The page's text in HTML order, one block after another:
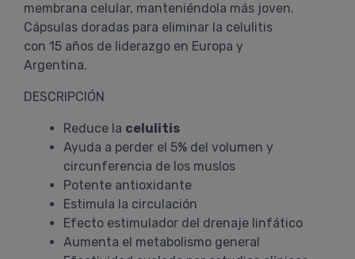
membrana celular, manteniéndola más joven.
Cápsulas doradas para eliminar la celulitis
con 15 años de liderazgo en Europa y
Argentina.
DESCRIPCIÓN
Reduce la celulitis
Ayuda a perder el 5% del volumen y
circunferencia de los muslos
Potente antioxidante
Estimula la circulación
Efecto estimulador del drenaje linfático
Aumenta el metabolismo general